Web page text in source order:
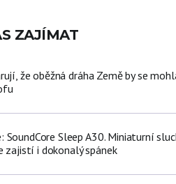
ZAJÍMAT
že oběžná dráha Země by se
SoundCore Sleep A30. Miniaturní
zajistí i dokonalý spánek